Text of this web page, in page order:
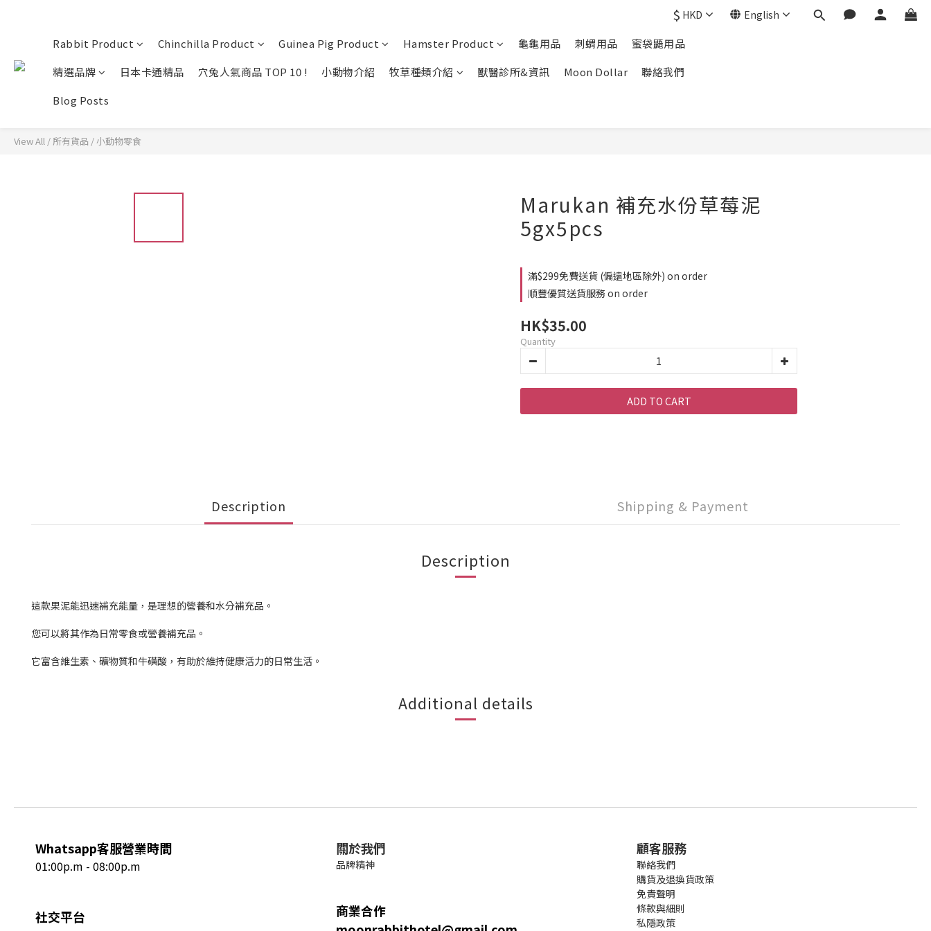
$ HKD English
Rabbit Product Chinchilla Product Guinea Pig Product Hamster Product 龜龜用品 刺蝟用品
蜜袋鼯用品
精選品牌
日本卡通精品 穴兔人氣商品 TOP 10 ! 小動物介紹 牧草種類介紹 獸醫診所&資訊 Moon Dollar
聯絡我們
Blog Posts
View All / 所有貨品 /小動物零食
Marukan 補充水份草莓泥
5gx5pcs
滿$299免費送貨 (偏遠地區除外) on order
順豐優質送貨服務 on order
HK$35.00
Quantity
ADD TO CART
Description Shipping & Payment
Description
這款果泥能迅速補充能量，是理想的營養和水分補充品。
您可以將其作為日常零食或營養補充品。
它富含維生素、礦物質和牛磺酸，有助於維持健康活力的日常生活。
Additional details
Whatsapp客服營業時間
01:00p.m - 08:00p.m
社交平台
關於我們
品牌精神
商業合作
顧客服務
聯絡我們
購貨及退換貨政策
免責聲明
條款與細則
私隱政策